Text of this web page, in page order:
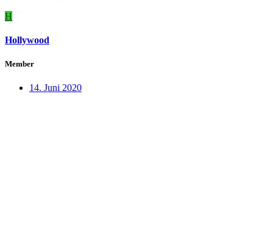
H
Hollywood
Member
14. Juni 2020